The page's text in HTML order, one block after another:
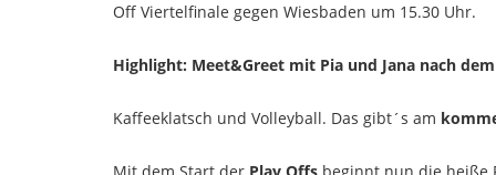
Off Viertelfinale gegen Wiesbaden um 15.30 Uhr.
Highlight: Meet&Greet mit Pia und Jana nach
Kaffeeklatsch und Volleyball. Das gibt´s am